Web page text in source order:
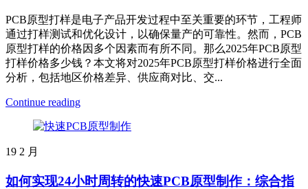
PCB原型打样是电子产品开发过程中至关重要的环节，工程师
通过打样测试和优化设计，以确保量产的可靠性。然而，PCB
原型打样的价格因多个因素而有所不同。那么2025年PCB原型
打样价格多少钱？本文将对2025年PCB原型打样价格进行全面
分析，包括地区价格差异、供应商对比、交...
Continue reading
19 2 月
如何实现24小时周转的快速PCB原型制作：综合指